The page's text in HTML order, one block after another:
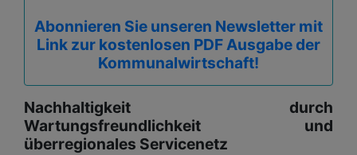
Abonnieren Sie unseren Newsletter mit
Link zur kostenlosen PDF Ausgabe der
Kommunalwirtschaft!
Nachhaltigkeit durch
Wartungsfreundlichkeit und
überregionales Servicenetz